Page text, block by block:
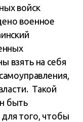
войск
военное
взять на себя
Такой
быть
того, чтобы